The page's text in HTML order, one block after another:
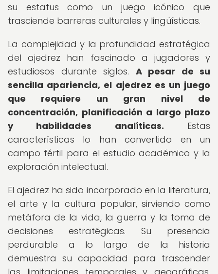
su estatus como un juego icónico que
trasciende barreras culturales y lingüísticas.
La complejidad y la profundidad estratégica
del ajedrez han fascinado a jugadores y
estudiosos durante siglos. A pesar de su
sencilla apariencia, el ajedrez es un juego
que requiere un gran nivel de
concentración, planificación a largo plazo
y habilidades analíticas. Estas
características lo han convertido en un
campo fértil para el estudio académico y la
exploración intelectual.
El ajedrez ha sido incorporado en la literatura,
el arte y la cultura popular, sirviendo como
metáfora de la vida, la guerra y la toma de
decisiones estratégicas. Su presencia
perdurable a lo largo de la historia
demuestra su capacidad para trascender